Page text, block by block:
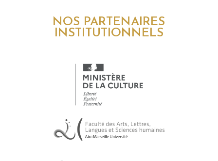
NOS PARTENAIRES
INSTITUTIONNELS